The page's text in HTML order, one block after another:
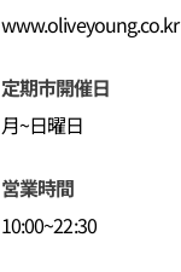
www.oliveyoung.co.kr
定期市開催日
月~日曜日
営業時間
10:00~22:30